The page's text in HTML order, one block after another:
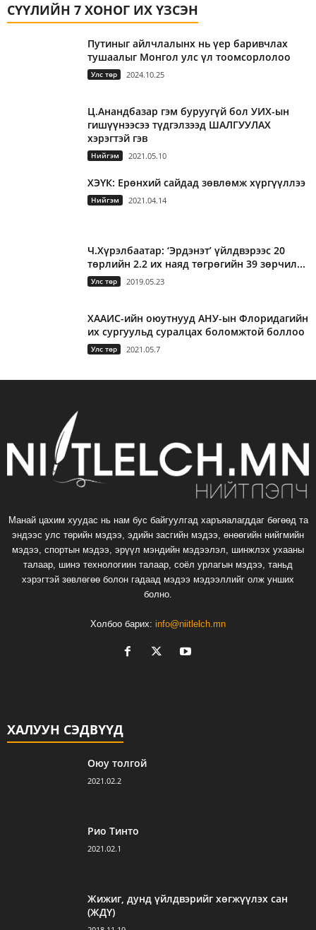
СҮҮЛИЙН 7 ХОНОГ ИХ ҮЗСЭН
Путиныг айлчлалынх нь үер баривчлах
тушаалыг Монгол улс үл тоомсорлолоо
Улс төр 2024.10.25
Ц.Анандбазар гэм буруугүй бол УИХ-ын
гишүүнээсээ түдгэлзээд ШАЛГУУЛАХ
хэрэгтэй гэв
Нийгэм 2021.05.10
ХЭҮК: Ерөнхий сайдад зөвлөмж хүргүүллээ
Нийгэм 2021.04.14
Ч.Хүрэлбаатар: ‘Эрдэнэт’ үйлдвэрээс 20
төрлийн 2.2 их наяд төгрөгийн 39 зөрчил...
Улс төр 2019.05.23
ХААИС-ийн оюутнууд АНУ-ын Флоридагийн
их сургуульд суралцах боломжтой боллоо
Улс төр 2021.05.7
Манай цахим хуудас нь нам бус байгуулгад харъяалагддаг бөгөөд та
эндээс улс төрийн мэдээ, эдийн засгийн мэдээ, өнөөгийн нийгмийн
мэдээ, спортын мэдээ, эрүүл мэндийн мэдээлэл, шинжлэх ухааны
талаар, шинэ технологиин талаар, соёл урлагын мэдээ, таньд
хэрэгтэй зөвлөгөө болон гадаад мэдээ мэдээллийг олж унших
болно.
Холбоо барих: info@niitlelch.mn
ХАЛУУН СЭДВҮҮД
Оюу толгой
2021.02.2
Рио Тинто
2021.02.1
Жижиг, дунд үйлдвэрийг хөгжүүлэх сан
(ЖДҮ)